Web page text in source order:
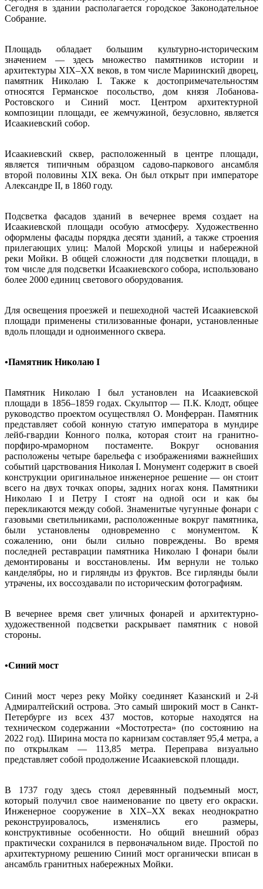
Сегодня в здании располагается городское Законодательное
Собрание.
Площадь обладает большим культурно-историческим
значением — здесь множество памятников истории и
архитектуры XIX–XX веков, в том числе Мариинский дворец,
памятник Николаю I. Также к достопримечательностям
относятся Германское посольство, дом князя Лобанова-
Ростовского и Синий мост. Центром архитектурной
композиции площади, ее жемчужиной, безусловно, является
Исаакиевский собор.
Исаакиевский сквер, расположенный в центре площади,
является типичным образцом садово-паркового ансамбля
второй половины XIX века. Он был открыт при императоре
Александре II, в 1860 году.
Подсветка фасадов зданий в вечернее время создает на
Исаакиевской площади особую атмосферу. Художественно
оформлены фасады порядка десяти зданий, а также строения
прилегающих улиц: Малой Морской улицы и набережной
реки Мойки. В общей сложности для подсветки площади, в
том числе для подсветки Исаакиевского собора, использовано
более 2000 единиц светового оборудования.
Для освещения проезжей и пешеходной частей Исаакиевской
площади применены стилизованные фонари, установленные
вдоль площади и одноименного сквера.
•Памятник Николаю I
Памятник Николаю I был установлен на Исаакиевской
площади в 1856–1859 годах. Скульптор — П.К. Клодт, общее
руководство проектом осуществлял О. Монферран. Памятник
представляет собой конную статую императора в мундире
лейб-гвардии Конного полка, которая стоит на гранитно-
порфиро-мраморном постаменте. Вокруг основания
расположены четыре барельефа с изображениями важнейших
событий царствования Николая I. Монумент содержит в своей
конструкции оригинальное инженерное решение — он стоит
всего на двух точках опоры, задних ногах коня. Памятники
Николаю I и Петру I стоят на одной оси и как бы
перекликаются между собой. Знаменитые чугунные фонари с
газовыми светильниками, расположенные вокруг памятника,
были установлены одновременно с монументом. К
сожалению, они были сильно повреждены. Во время
последней реставрации памятника Николаю I фонари были
демонтированы и восстановлены. Им вернули не только
канделябры, но и гирлянды из фруктов. Все гирлянды были
утрачены, их воссоздавали по историческим фотографиям.
В вечернее время свет уличных фонарей и архитектурно-
художественной подсветки раскрывает памятник с новой
стороны.
•Синий мост
Синий мост через реку Мойку соединяет Казанский и 2-й
Адмиралтейский острова. Это самый широкий мост в Санкт-
Петербурге из всех 437 мостов, которые находятся на
техническом содержании «Мостотреста» (по состоянию на
2022 год). Ширина моста по карнизам составляет 95,4 метра, а
по открылкам — 113,85 метра. Переправа визуально
представляет собой продолжение Исаакиевской площади.
В 1737 году здесь стоял деревянный подъемный мост,
который получил свое наименование по цвету его окраски.
Инженерное сооружение в XIX–XX веках неоднократно
реконструировалось, изменялись его размеры,
конструктивные особенности. Но общий внешний образ
практически сохранился в первоначальном виде. Простой по
архитектурному решению Синий мост органически вписан в
ансамбль гранитных набережных Мойки.